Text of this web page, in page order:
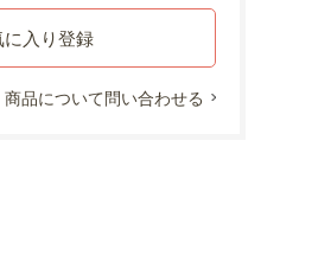
に入り登録
商品について問い合わせる